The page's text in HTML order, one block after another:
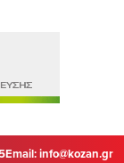
Email:info@kozan.gr